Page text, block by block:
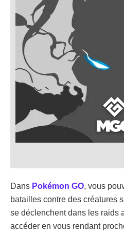
Dans Pokémon GO, vous
batailles contre des créatures
se déclenchent dans les raids
accéder en vous rendant